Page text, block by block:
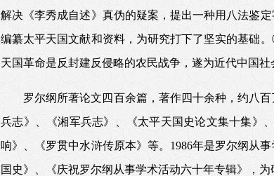
解决《李秀成自述》真伪的疑案，提出一种用八法鉴
编纂太平天国文献和资料，为研究打下了坚实的基础
天国革命是反封建反侵略的农民战争，遂为近代中国
罗尔纲所著论文四百余篇，著作四十余种，约八
兵志》、《湘军兵志》、《太平天国史论文集十集》
响》、《罗贯中水浒传原本》等。1986年是罗尔纲从
国史》、《庆祝罗尔纲从事学术活动六十年专辑》，